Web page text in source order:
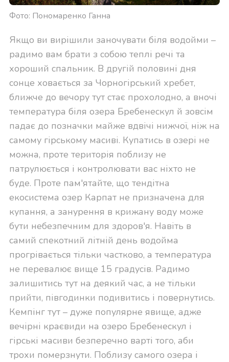
Фото: Пономаренко Ганна
Якщо ви вирішили заночувати біля водойми –
радимо вам брати з собою теплі речі та
хороший спальник. В другій половині дня
сонце ховається за Чорногірський хребет,
ближче до вечору тут стає прохолодно, а вночі
температура біля озера Бребенескул й зовсім
падає до позначки майже вдвічі нижчої, ніж на
самому гірському масиві. Купатись в озері не
можна, проте територія поблизу не
патрулюється і контролювати вас ніхто не
буде. Проте пам'ятайте, що тендітна
екосистема озер Карпат не призначена для
купання, а занурення в крижану воду може
бути небезпечним для здоров'я. Навіть в
самий спекотний літній день водойма
прогрівається тільки частково, а температура
не перевалює вище 15 градусів. Радимо
залишитись тут на деякий час, а не тільки
прийти, півгодинки подивитись і повернутись.
Кемпінг тут – дуже популярне явище, адже
вечірні краєвиди на озеро Бребенескул і
гірські масиви безперечно варті того, аби
трохи померзнути. Поблизу самого озера і